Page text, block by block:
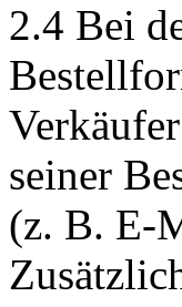
2.4 Bei
seiner
(z. B. E-